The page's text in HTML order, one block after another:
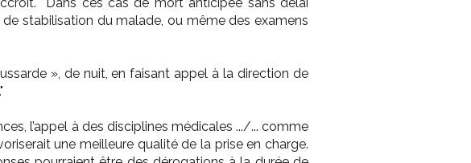
stabilisation du malade, ou même des examens
», de nuit, en faisant appel à la direction de
l’appel à des disciplines médicales .../... comme
une meilleure qualité de la prise en charge.